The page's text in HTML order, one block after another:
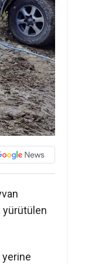
yürütülen
yerine